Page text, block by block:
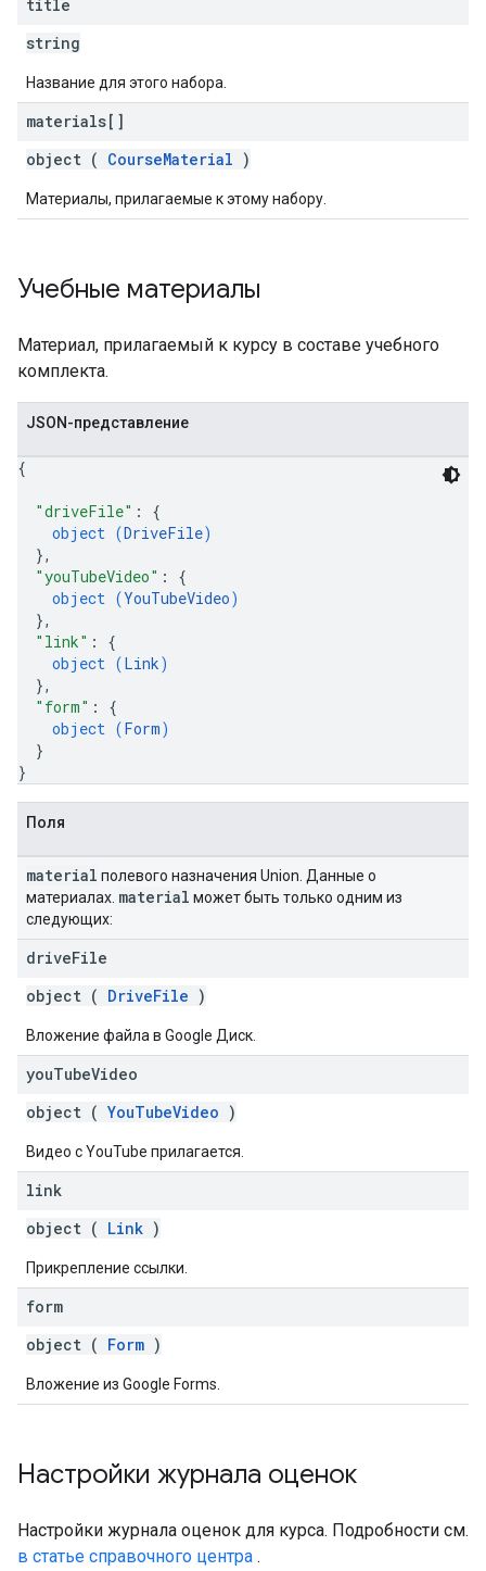
title
string
Название для этого набора.
materials[]
object ( CourseMaterial )
Материалы, прилагаемые к этому набору.
Учебные материалы
Материал, прилагаемый к курсу в составе учебного
комплекта.
JSON-представление
{
"driveFile" : {
object (DriveFile)
},
"youTubeVideo" : {
object (YouTubeVideo)
},
"link" : {
object (Link)
},
"form" : {
object (Form)
}
}
Поля
material полевого назначения Union. Данные о
материалах. material может быть только одним из
следующих:
driveFile
object ( DriveFile )
Вложение файла в Google Диск.
youTubeVideo
object ( YouTubeVideo )
Видео с YouTube прилагается.
link
object ( Link )
Прикрепление ссылки.
form
object ( Form )
Вложение из Google Forms.
Настройки журнала оценок
Настройки журнала оценок для курса. Подробности см.
в статье справочного центра .